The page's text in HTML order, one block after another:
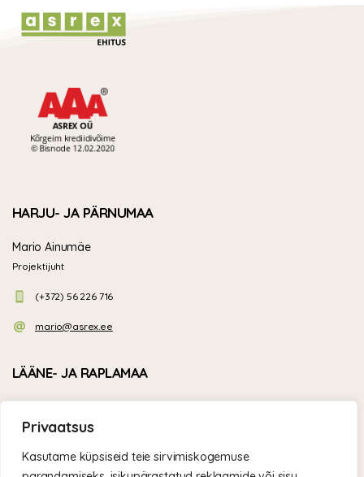
Privaatsus
Kasutame küpsiseid teie sirvimiskogemuse
Reading
HARJU- JA PÄRNUMAA
Mario Ainumäe
Projektijuht
(+372) 56 226 716
mario@asrex.ee
LÄÄNE- JA RAPLAMAA
Projektijuht
(+372) 58 805 344